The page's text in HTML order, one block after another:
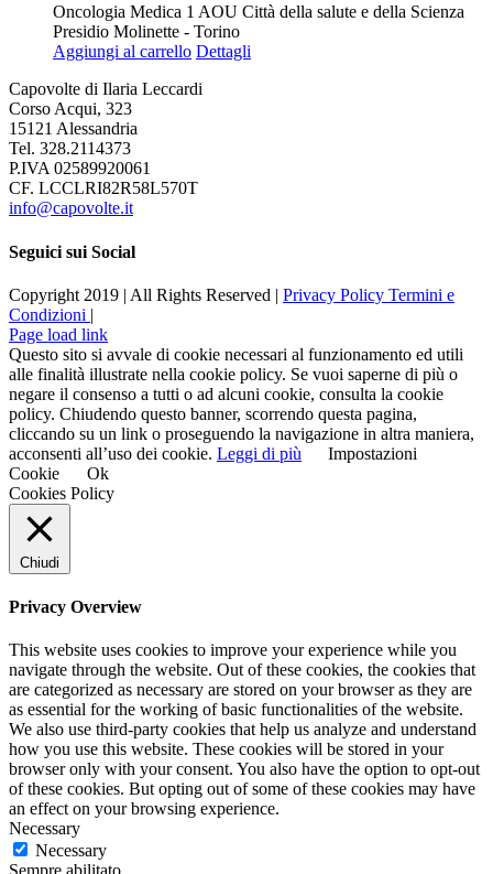
Oncologia Medica 1 AOU Città della salute e della Scienza
Presidio Molinette - Torino
Aggiungi al carrello Dettagli
Capovolte di Ilaria Leccardi
Corso Acqui, 323
15121 Alessandria
Tel. 328.2114373
P.IVA 02589920061
CF. LCCLRI82R58L570T
info@capovolte.it
Seguici sui Social
Copyright 2019 | All Rights Reserved | Privacy Policy Termini e
Condizioni |
Page load link
Questo sito si avvale di cookie necessari al funzionamento ed utili
alle finalità illustrate nella cookie policy. Se vuoi saperne di più o
negare il consenso a tutti o ad alcuni cookie, consulta la cookie
policy. Chiudendo questo banner, scorrendo questa pagina,
cliccando su un link o proseguendo la navigazione in altra maniera,
acconsenti all’uso dei cookie. Leggi di più
Impostazioni
Cookie
Ok
Cookies Policy
Chiudi
Privacy Overview
This website uses cookies to improve your experience while you
navigate through the website. Out of these cookies, the cookies that
are categorized as necessary are stored on your browser as they are
as essential for the working of basic functionalities of the website.
We also use third-party cookies that help us analyze and understand
how you use this website. These cookies will be stored in your
browser only with your consent. You also have the option to opt-out
of these cookies. But opting out of some of these cookies may have
an effect on your browsing experience.
Necessary
Necessary